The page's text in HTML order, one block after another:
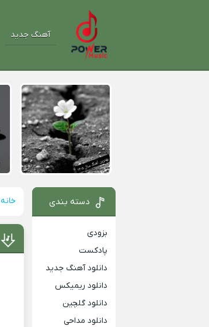
آهنگ جدید
خانه دسته بندی
بزودی
پادکست
دانلود آهنگ جدید
دانلود ریمیکس
دانلود گلچین
دانلود مداحی